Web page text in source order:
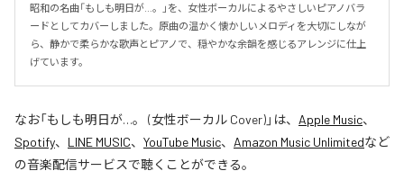
昭和の名曲「もしも明日が…。」を、女性ボーカルによるやさしいピアノバラ
ードとしてカバーしました。原曲の温かく懐かしいメロディを大切にしなが
ら、静かで柔らかな歌声とピアノで、穏やかな余韻を感じるアレンジに仕上
げています。
なお「もしも明日が…。 (女性ボーカル Cover)」は、 Apple Music、
Spotify、 LINE MUSIC、 YouTube Music、 Amazon Music Unlimitedなど
の音楽配信サービスで聴くことができる。